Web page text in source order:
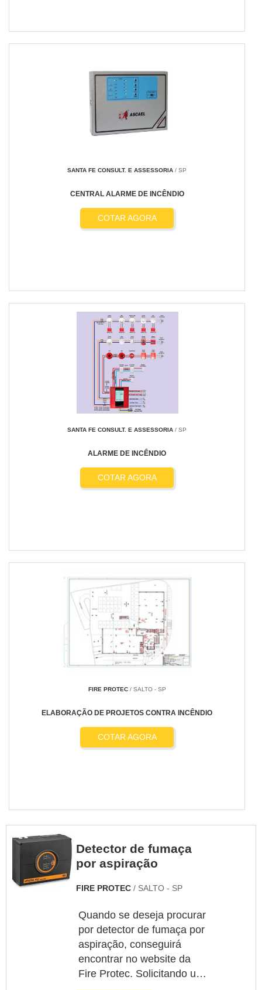
SANTA FE CONSULT. E ASSESSORIA / SP
CENTRAL ALARME DE INCÊNDIO
COTAR AGORA
SANTA FE CONSULT. E ASSESSORIA / SP
ALARME DE INCÊNDIO
COTAR AGORA
FIRE PROTEC/ SALTO - SP
ELABORAÇÃO DE PROJETOS CONTRA INCÊNDIO
COTAR AGORA
Detector de fumaça
por aspiração
FIRE PROTEC / SALTO - SP
Quando se deseja procurar
por detector de fumaça por
aspiração, conseguirá
encontrar no website da
Fire Protec. Solicitando um